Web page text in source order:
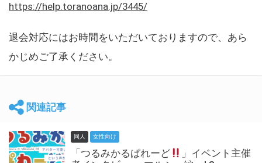
https://help.toranoana.jp/3445/
退会対応にはお時間をいただいておりますので、あら
かじめご了承ください。
関連記事
同人 女性向け
「つるみかるぱれーど
」イベント主催